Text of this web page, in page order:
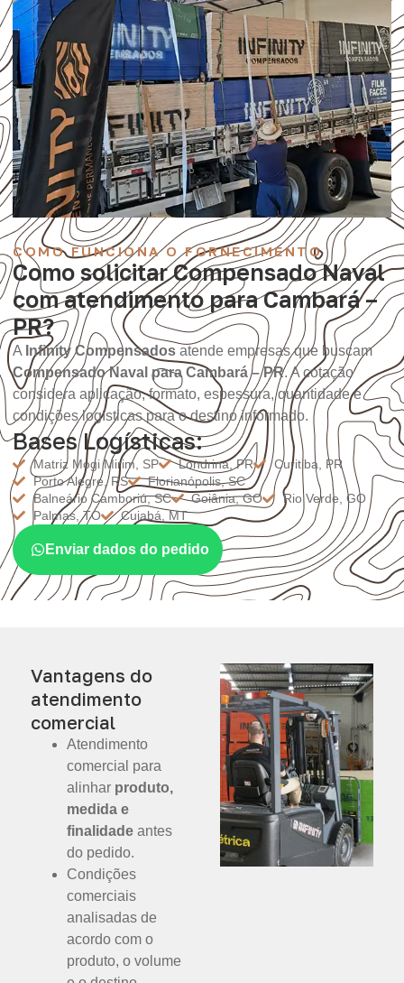
COMO FUNCIONA O FORNECIMENTO
Como solicitar Compensado Naval
com atendimento para Cambará –
PR?
A Infinity Compensados atende empresas que buscam
Compensado Naval para Cambará – PR. A cotação
considera aplicação, formato, espessura, quantidade e
condições logísticas para o destino informado.
Bases Logísticas:
Matriz Mogi Mirim, SP Londrina, PR
Curitiba, PR
Porto Alegre, RS
Florianópolis, SC
Balneário Camboriú, SC
Goiânia, GO
Rio Verde, GO
Palmas, TO
Cuiabá, MT
Enviar dados do pedido
Vantagens do
atendimento
comercial
Atendimento
comercial para
alinhar produto,
medida e
finalidade antes
do pedido.
Condições
comerciais
analisadas de
acordo com o
produto, o volume